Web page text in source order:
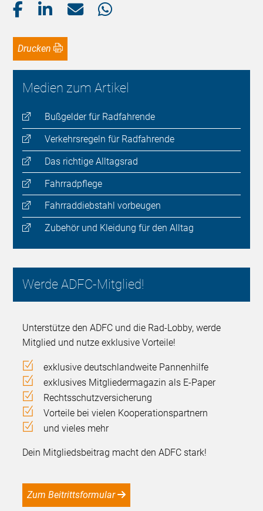
Drucken
Medien zum Artikel
Bußgelder für Radfahrende
Verkehrsregeln für Radfahrende
Das richtige Alltagsrad
Fahrradpflege
Fahrraddiebstahl vorbeugen
Zubehör und Kleidung für den Alltag
Werde ADFC-Mitglied!
Unterstütze den ADFC und die Rad-Lobby, werde
Mitglied und nutze exklusive Vorteile!
exklusive deutschlandweite Pannenhilfe
exklusives Mitgliedermagazin als E-Paper
Rechtsschutzversicherung
Vorteile bei vielen Kooperationspartnern
und vieles mehr
Dein Mitgliedsbeitrag macht den ADFC stark!
Zum Beitrittsformular